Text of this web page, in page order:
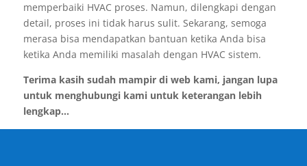
memperbaiki HVAC proses. Namun, dilengkapi dengan
detail, proses ini tidak harus sulit. Sekarang, semoga
merasa bisa mendapatkan bantuan ketika Anda bisa
ketika Anda memiliki masalah dengan HVAC sistem.
Terima kasih sudah mampir di web kami, jangan lupa
untuk menghubungi kami untuk keterangan lebih
lengkap...